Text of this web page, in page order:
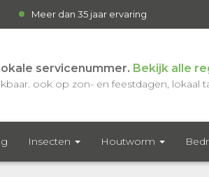
Meer dan 35 jaar ervaring
servicenummer. Bekijk alle
ook op zon- en feestdagen, lokaal
Insecten Houtworm